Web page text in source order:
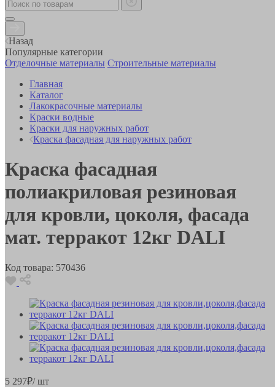
Назад
Популярные категории
Отделочные материалы Строительные материалы
Главная
Каталог
Лакокрасочные материалы
Краски водные
Краски для наружных работ
Краска фасадная для наружных работ
Краска фасадная
полиакриловая резиновая
для кровли, цоколя, фасада
мат. терракот 12кг DALI
Код товара: 570436
5 297₽/ шт